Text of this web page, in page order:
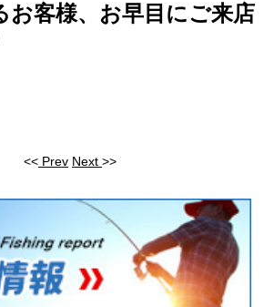
お客様、お早目にご来店
<< Prev Next >>